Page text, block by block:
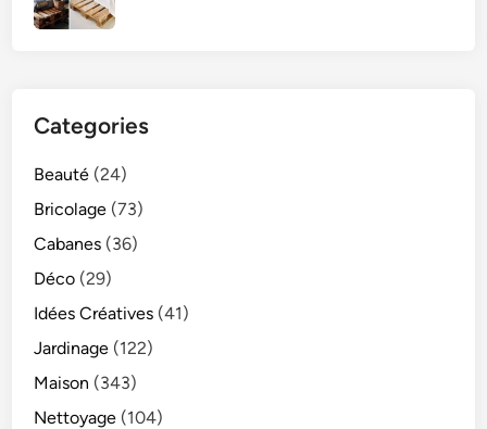
Categories
Beauté (24)
Bricolage (73)
Cabanes (36)
Déco (29)
Idées Créatives (41)
Jardinage (122)
Maison (343)
Nettoyage (104)